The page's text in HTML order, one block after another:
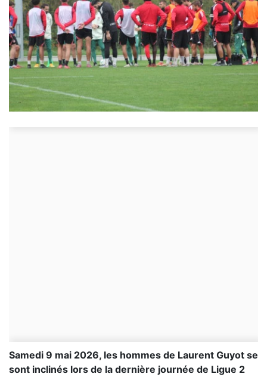
Samedi 9 mai 2026, les hommes de Laurent Guyot se
sont inclinés lors de la dernière journée de Ligue 2